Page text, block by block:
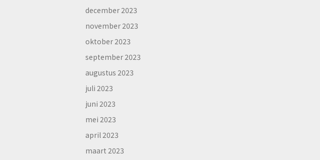
december 2023
november 2023
oktober 2023
september 2023
augustus 2023
juli 2023
juni 2023
mei 2023
april 2023
maart 2023